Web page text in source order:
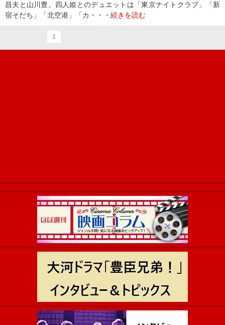
昌夫と山川豊。四人姫とのデュエットは「東京ナイトクラブ」「新
宿そだち」「北空港」「カ・・・ 続きを読む
1